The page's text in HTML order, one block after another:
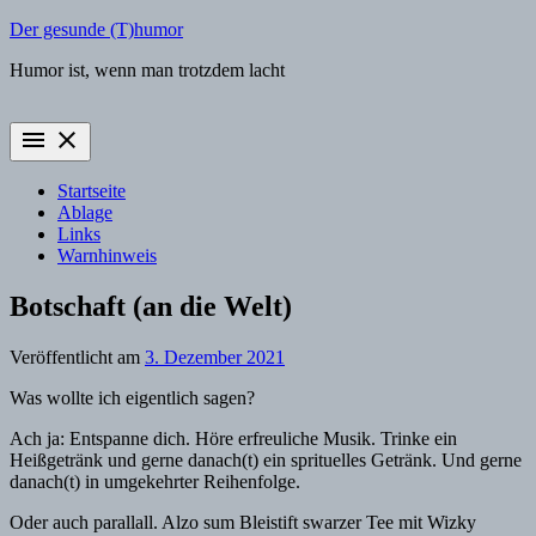
Zum
springen
Der gesunde (T)humor
Humor ist, wenn man trotzdem lacht
menu close
Startseite
Ablage
Links
Warnhinweis
Botschaft (an die Welt)
Veröffentlicht am 3. Dezember 2021
Was wollte ich eigentlich sagen?
Ach ja: Entspanne dich. Höre erfreuliche Musik. Trinke ein
Heißgetränk und gerne danach(t) ein sprituelles Getränk. Und gerne
danach(t) in umgekehrter Reihenfolge.
Oder auch parallall. Alzo sum Bleistift swarzer Tee mit Wizky